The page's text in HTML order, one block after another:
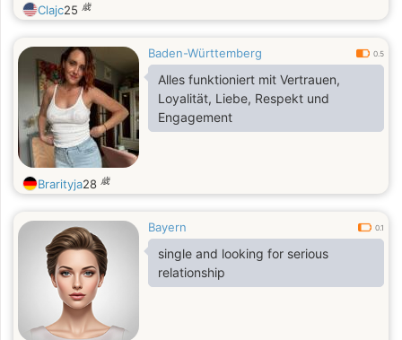
Clajc25 歳
Baden-Württemberg 0.5
Alles funktioniert mit Vertrauen,
Loyalität, Liebe, Respekt und
Engagement
Brarityja28 歳
Bayern 0.1
single and looking for serious
relationship